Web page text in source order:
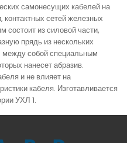
самонесущих кабелей на
сетей железных
состоит из силовой части,
прядь из нескольких
между собой специальным
нанесет абразив.
и не влияет на
кабеля. Изготавливается
УХЛ 1.